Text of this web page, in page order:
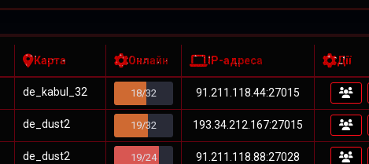
Карта Онлайн IP-адреса Дії
de_kabul_32 18/32 91.211.118.44:27015
de_dust2 19/32 193.34.212.167:27015
de_dust2 19/24 91.211.118.88:27028